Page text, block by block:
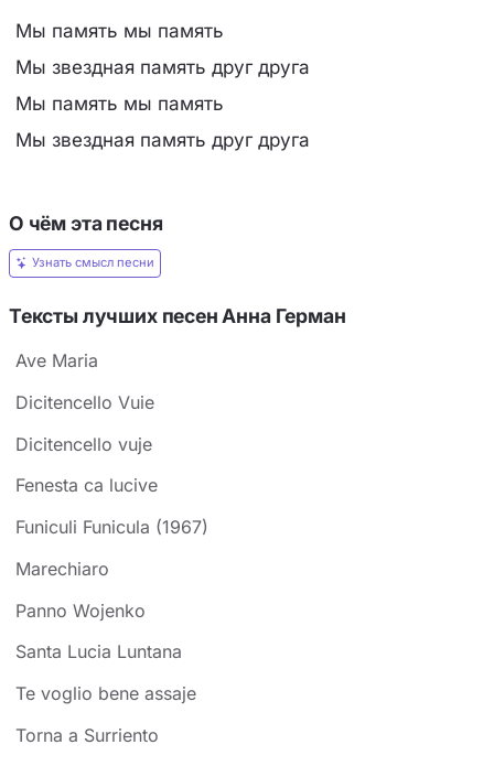
Мы память мы память
Мы звездная память друг друга
Мы память мы память
Мы звездная память друг друга
О чём эта песня
Узнать смысл песни
Тексты лучших песен Анна Герман
Ave Maria
Dicitencello Vuie
Dicitencello vuje
Fenesta ca lucive
Funiculi Funicula (1967)
Marechiaro
Panno Wojenko
Santa Lucia Luntana
Te voglio bene assaje
Torna a Surriento